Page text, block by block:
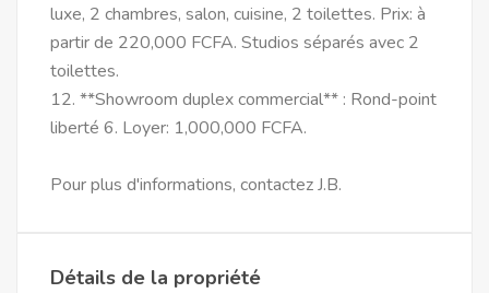
luxe, 2 chambres, salon, cuisine, 2 toilettes. Prix: à
partir de 220,000 FCFA. Studios séparés avec 2
toilettes.
12. **Showroom duplex commercial** : Rond-point
liberté 6. Loyer: 1,000,000 FCFA.
Pour plus d'informations, contactez J.B.
Détails de la propriété